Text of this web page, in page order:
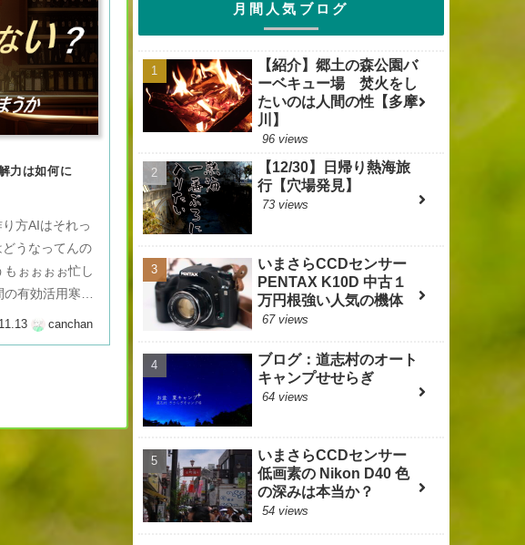
力は如何に
方AIはそれっ
うなってんの
ぉぉぉぉ忙し
有効活用寒い
canchan
月間人気ブログ
【紹介】郷土の森公園バ
ーベキュー場 焚火をし
たいのは人間の性【多摩
川】
96 views
【12/30】日帰り熱海旅
行【穴場発見】
73 views
いまさらCCDセンサー
PENTAX K10D 中古１
万円根強い人気の機体
67 views
ブログ：道志村のオート
キャンプせせらぎ
64 views
いまさらCCDセンサー
低画素の Nikon D40 色
の深みは本当か？
54 views